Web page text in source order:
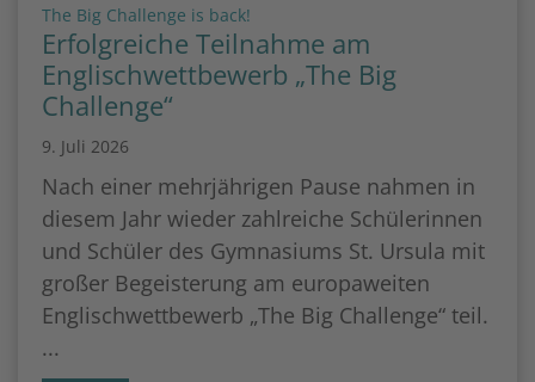
The Big Challenge is back!
Erfolgreiche Teilnahme am
Englischwettbewerb „The Big
Challenge“
9. Juli 2026
Nach einer mehrjährigen Pause nahmen in
diesem Jahr wieder zahlreiche Schülerinnen
und Schüler des Gymnasiums St. Ursula mit
großer Begeisterung am europaweiten
Englischwettbewerb „The Big Challenge“ teil.
...